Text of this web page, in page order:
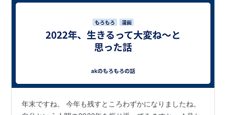
年末ですね。 今年も残すところわずかになりましたね。